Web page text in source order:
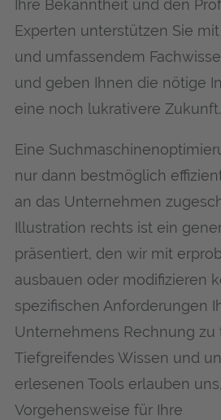
Ihre Bekanntheit und den
Experten unterstützen Sie
und umfassendem
und geben Ihnen die nötige
eine noch lukrativere Zukunft.
Eine
nur dann bestmöglich
an das Unternehmen
Illustration rechts ist ein
präsentiert, den wir mit
ausbauen oder modifizieren
spezifischen Anforderungen
Unternehmens Rechnung zu
Tiefgreifendes Wissen und
erlesenen Tools erlauben
Vorgehensweise für Ihre